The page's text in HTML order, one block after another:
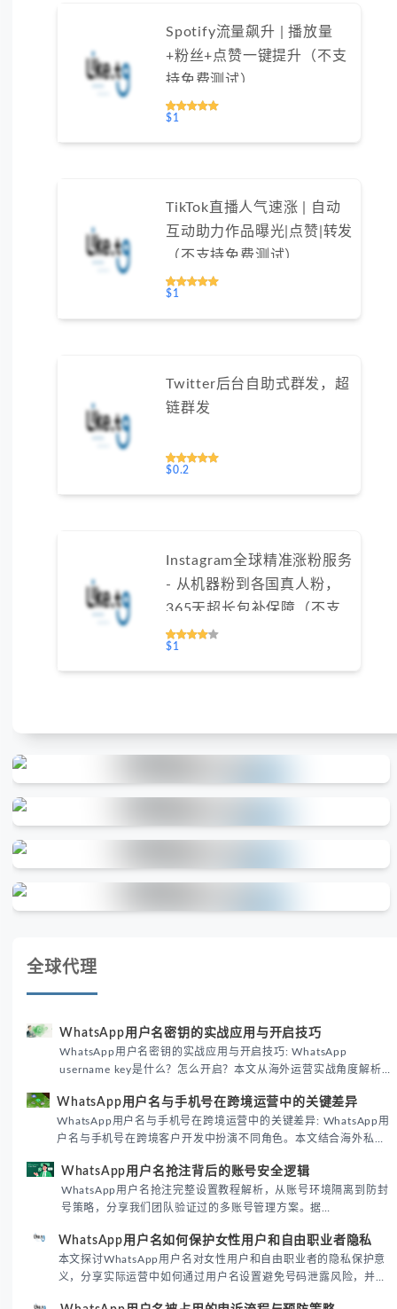
Spotify流量飙升 | 播放量
+粉丝+点赞一键提升（不支
持免费测试）
$1
TikTok直播人气速涨 | 自动
互动助力作品曝光|点赞|转发
（不支持免费测试）
$1
Twitter后台自助式群发，超
链群发
$0.2
- 从机器粉到各国真人粉，
365天超长包补保障（不支
持免费测试）
$1
WhatsApp用户名密钥的实战应用与开启技巧
username key是什么？怎么开启？本文从海外运营实战角度解析
WhatsApp用户名密钥的核心价值、开启步骤及常见误区，帮助跨
境团队高效触达目标客户。
WhatsApp用户名与手机号在跨境运营中的关键差异
户名与手机号在跨境客户开发中扮演不同角色。本文结合海外私域
运营实战经验，解析两者在触达效率、账号安全及客户管理中的实
际差异，帮助团队优化WhatsApp营销策略。
WhatsApp用户名抢注背后的账号安全逻辑
号策略，分享我们团队验证过的多账号管理方案。据
DataReportal 2026趋势报告显示，跨境私域运营中账号矩阵稳定
性直接影响转化率。
WhatsApp用户名如何保护女性用户和自由职业者隐私
义，分享实际运营中如何通过用户名设置避免号码泄露风险，并提
供3种安全使用方案。据DataReportal 2026报告显示，隐私保护
已成为全球数字沟通的首要考量。
WhatsApp用户名被占用的申诉流程与预防策略